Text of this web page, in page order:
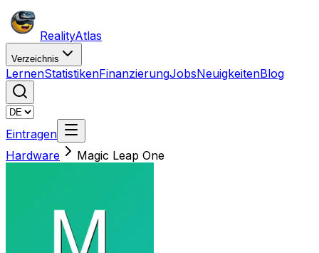
RealityAtlas
Verzeichnis
LernenStatistikenFinanzierungJobsNeuigkeitenBlog
Eintragen
Hardware
Magic Leap One